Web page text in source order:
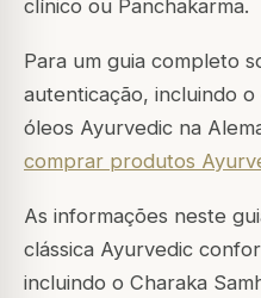
clínico ou Panchakarma.
Para um guia completo
autenticação, incluindo
óleos Ayurvedic na
comprar produtos
As informações neste
clássica Ayurvedic
incluindo o Charaka